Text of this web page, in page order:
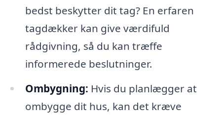
bedst beskytter dit tag? En erfaren
tagdækker kan give værdifuld
rådgivning, så du kan træffe
informerede beslutninger.
Ombygning: Hvis du planlægger at
ombygge dit hus, kan det kræve